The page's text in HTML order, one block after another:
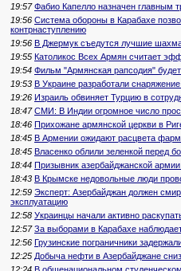
19:57 Фабио Капелло назначен главным
19:56 Система обороны в Карабахе
контрнаступлению
19:56 В Джермук съедутся лучшие
19:55 Католикос Всех Армян считает
19:54 Фильм "Армянская рапсодия"
19:53 В Украине разработали
19:26 Израиль обвиняет Турцию в
18:47 СМИ: В Индии огромное число
18:46 Прихожане армянской церкви в
18:45 В Армении ожидают расцвета
18:45 Власенко облили зеленкой перед
18:44 Призывник азербайджанской
18:43 В Крымске недовольные люди
12:59 Эксперт: Азербайджан должен
эксплуатацию
12:58 Украинцы начали активно
12:57 За выборами в Карабахе
12:56 Грузинские пограничники
12:25 Добыча нефти в Азербайджане